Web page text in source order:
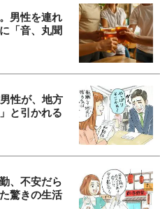
男性を連れ
「音、丸聞
性が、地方
と引かれる
、不安だら
驚きの生活